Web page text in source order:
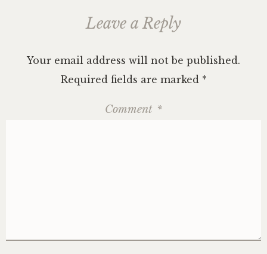
Leave a Reply
Your email address will not be published.
Required fields are marked *
Comment *